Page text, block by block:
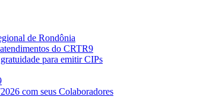
de Rondônia
do CRTR9
para emitir CIPs
com seus Colaboradores